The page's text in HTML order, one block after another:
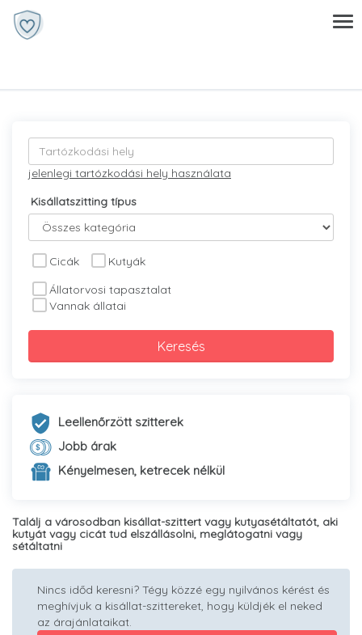
jelenlegi tartózkodási hely használata
Kisállatszitting típus
Cicák
Kutyák
Állatorvosi tapasztalat
Vannak állatai
Keresés
Leellenőrzött szitterek
Jobb árak
Kényelmesen, ketrecek nélkül
Találj a városodban kisállat-szittert vagy kutyasétáltatót, aki
kutyát vagy cicát tud elszállásolni, meglátogatni vagy
sétáltatni
Nincs időd keresni? Tégy közzé egy nyilvános kérést és
meghívjuk a kisállat-szittereket, hogy küldjék el neked
az árajánlataikat.